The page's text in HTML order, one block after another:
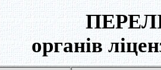
органів